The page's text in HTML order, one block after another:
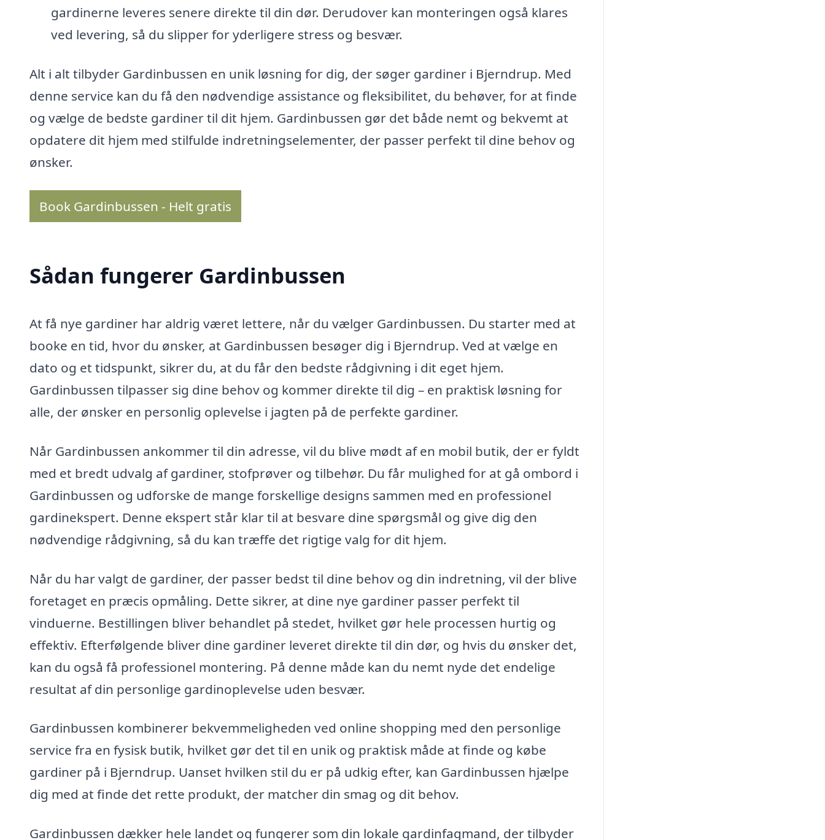
gardinerne leveres senere direkte til din dør. Derudover kan monteringen også klares
ved levering, så du slipper for yderligere stress og besvær.
Alt i alt tilbyder Gardinbussen en unik løsning for dig, der søger gardiner i Bjerndrup. Med
denne service kan du få den nødvendige assistance og fleksibilitet, du behøver, for at finde
og vælge de bedste gardiner til dit hjem. Gardinbussen gør det både nemt og bekvemt at
opdatere dit hjem med stilfulde indretningselementer, der passer perfekt til dine behov og
ønsker.
Book Gardinbussen - Helt gratis
Sådan fungerer Gardinbussen
At få nye gardiner har aldrig været lettere, når du vælger Gardinbussen. Du starter med at
booke en tid, hvor du ønsker, at Gardinbussen besøger dig i Bjerndrup. Ved at vælge en
dato og et tidspunkt, sikrer du, at du får den bedste rådgivning i dit eget hjem.
Gardinbussen tilpasser sig dine behov og kommer direkte til dig – en praktisk løsning for
alle, der ønsker en personlig oplevelse i jagten på de perfekte gardiner.
Når Gardinbussen ankommer til din adresse, vil du blive mødt af en mobil butik, der er fyldt
med et bredt udvalg af gardiner, stofprøver og tilbehør. Du får mulighed for at gå ombord i
Gardinbussen og udforske de mange forskellige designs sammen med en professionel
gardinekspert. Denne ekspert står klar til at besvare dine spørgsmål og give dig den
nødvendige rådgivning, så du kan træffe det rigtige valg for dit hjem.
Når du har valgt de gardiner, der passer bedst til dine behov og din indretning, vil der blive
foretaget en præcis opmåling. Dette sikrer, at dine nye gardiner passer perfekt til
vinduerne. Bestillingen bliver behandlet på stedet, hvilket gør hele processen hurtig og
effektiv. Efterfølgende bliver dine gardiner leveret direkte til din dør, og hvis du ønsker det,
kan du også få professionel montering. På denne måde kan du nemt nyde det endelige
resultat af din personlige gardinoplevelse uden besvær.
Gardinbussen kombinerer bekvemmeligheden ved online shopping med den personlige
service fra en fysisk butik, hvilket gør det til en unik og praktisk måde at finde og købe
gardiner på i Bjerndrup. Uanset hvilken stil du er på udkig efter, kan Gardinbussen hjælpe
dig med at finde det rette produkt, der matcher din smag og dit behov.
Gardinbussen dækker hele landet og fungerer som din lokale gardinfagmand, der tilbyder